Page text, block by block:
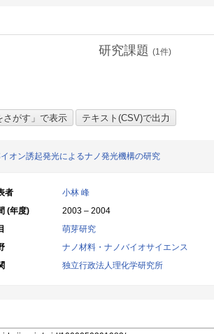
研究課題 (1件)
オン誘起発光によるナノ発光機構の研究
者
小林 峰
(年度)
2003 – 2004
萌芽研究
ナノ材料・ナノバイオサイエンス
独立行政法人理化学研究所